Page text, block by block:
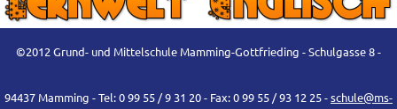
©2012 Grund- und Mittelschule Mamming-Gottfrieding - Schulgasse 8 -
94437 Mamming - Tel: 0 99 55 / 9 31 20 - Fax: 0 99 55 / 93 12 25 -schule@ms-